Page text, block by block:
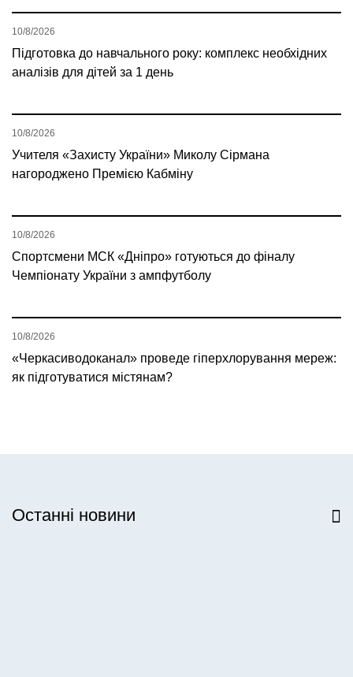
Підготовка до навчального року: комплекс необхідних
аналізів для дітей за 1 день
10/8/2026
Учителя «Захисту України» Миколу Сірмана
нагороджено Премією Кабміну
10/8/2026
Спортсмени МСК «Дніпро» готуються до фіналу
Чемпіонату України з ампфутболу
10/8/2026
«Черкасиводоканал» проведе гіперхлорування мереж:
як підготуватися містянам?
10/8/2026
Останні новини